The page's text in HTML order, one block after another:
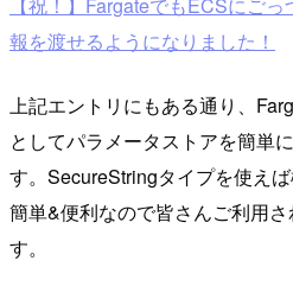
報を渡せるようになりました！
上記エントリにもある通り、
としてパラメータストアを簡単
す。SecureStringタイプを使えば
簡単&便利なので皆さんご利用
す。